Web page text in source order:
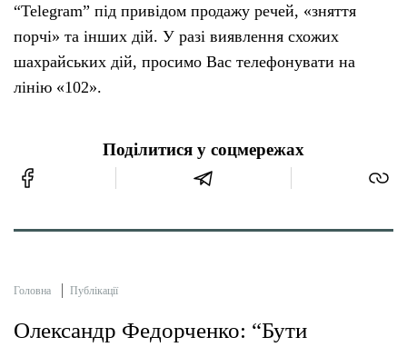
“Telegram” під привідом продажу речей, «зняття
порчі» та інших дій. У разі виявлення схожих
шахрайських дій, просимо Вас телефонувати на
лінію «102».
Поділитися у соцмережах
Головна Публікації
Олександр Федорченко: “Бути